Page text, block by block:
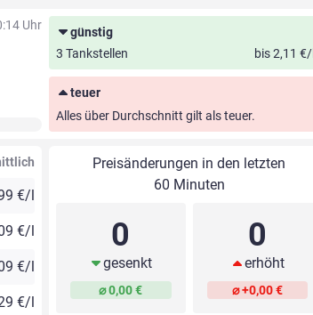
Uhr
günstig
3 Tankstellen
bis 2,11 €/l
teuer
Alles über Durchschnitt gilt als teuer.
€/l
€/l
€/l
€/l
Preisänderungen in den letzten
60 Minuten
0
gesenkt
⌀ 0,00 €
0
erhöht
⌀ +0,00 €